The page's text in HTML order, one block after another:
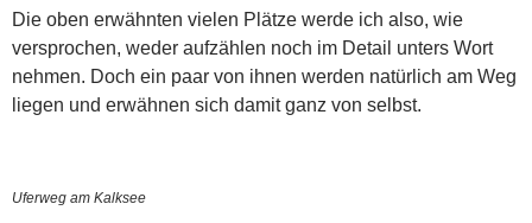
Die oben erwähnten vielen Plätze werde ich also, wie
versprochen, weder aufzählen noch im Detail unters Wort
nehmen. Doch ein paar von ihnen werden natürlich am Weg
liegen und erwähnen sich damit ganz von selbst.
Uferweg am Kalksee